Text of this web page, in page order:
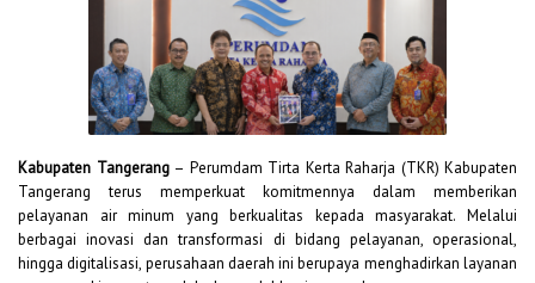
Kabupaten Tangerang– Perumdam Tirta Kerta Raharja (TKR) Kabupaten
Tangerang terus memperkuat komitmennya dalam memberikan
pelayanan air minum yang berkualitas kepada masyarakat. Melalui
berbagai inovasi dan transformasi di bidang pelayanan, operasional,
hingga digitalisasi, perusahaan daerah ini berupaya menghadirkan layanan